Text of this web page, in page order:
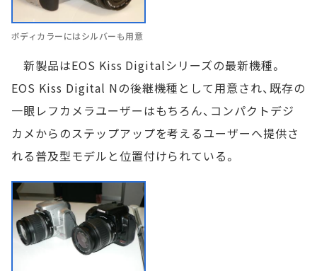
ボディカラーにはシルバーも用意
新製品はEOS Kiss Digitalシリーズの最新機種。
EOS Kiss Digital Nの後継機種として用意され、既存の
一眼レフカメラユーザーはもちろん、コンパクトデジ
カメからのステップアップを考えるユーザーへ提供さ
れる普及型モデルと位置付けられている。